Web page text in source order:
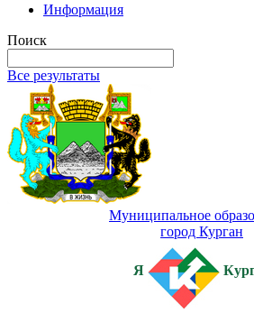
Информация
Поиск
Все результаты
Муниципальное
город Курган
Я